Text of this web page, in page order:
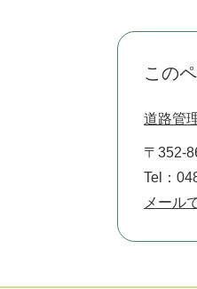
この
道路管
〒352-
Tel：
メール